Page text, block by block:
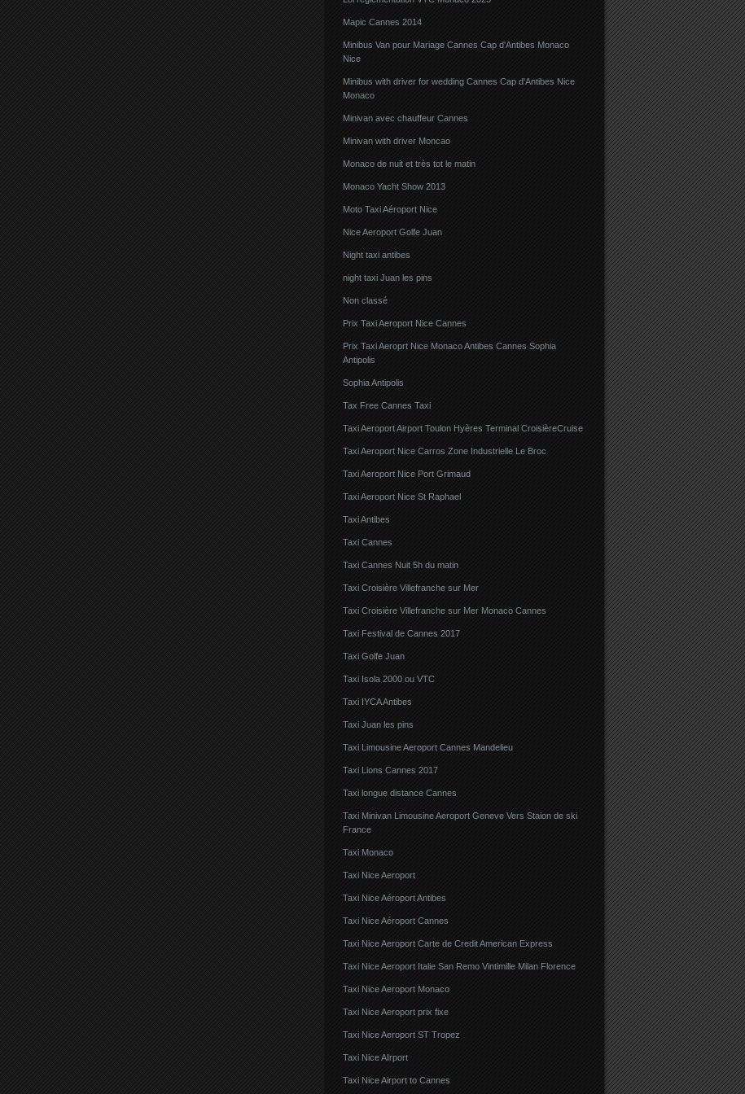
Mapic Cannes 2014
Minibus Van pour Mariage Cannes Cap d'Antibes Monaco
Nice
Minibus with driver for wedding Cannes Cap d'Antibes Nice
Monaco
Minivan avec chauffeur Cannes
Minivan with driver Moncao
Monaco de nuit et très tot le matin
Monaco Yacht Show 2013
Moto Taxi Aéroport Nice
Nice Aeroport Golfe Juan
Night taxi antibes
night taxi Juan les pins
Non classé
Prix Taxi Aeroport Nice Cannes
Prix Taxi Aeroprt Nice Monaco Antibes Cannes Sophia
Antipolis
Sophia Antipolis
Tax Free Cannes Taxi
Taxi Aeroport Airport Toulon Hyères Terminal CroisièreCruise
Taxi Aeroport Nice Carros Zone Industrielle Le Broc
Taxi Aeroport Nice Port Grimaud
Taxi Aeroport Nice St Raphael
Taxi Antibes
Taxi Cannes
Taxi Cannes Nuit 5h du matin
Taxi Croisière Villefranche sur Mer
Taxi Croisière Villefranche sur Mer Monaco Cannes
Taxi Festival de Cannes 2017
Taxi Golfe Juan
Taxi Isola 2000 ou VTC
Taxi IYCA Antibes
Taxi Juan les pins
Taxi Limousine Aeroport Cannes Mandelieu
Taxi Lions Cannes 2017
Taxi longue distance Cannes
Taxi Minivan Limousine Aeroport Geneve Vers Staion de ski
France
Taxi Monaco
Taxi Nice Aeroport
Taxi Nice Aéroport Antibes
Taxi Nice Aéroport Cannes
Taxi Nice Aeroport Carte de Credit American Express
Taxi Nice Aeroport Italie San Remo Vintimille Milan Florence
Taxi Nice Aeroport Monaco
Taxi Nice Aeroport prix fixe
Taxi Nice Aeroport ST Tropez
Taxi Nice AIrport
Taxi Nice Airport to Cannes